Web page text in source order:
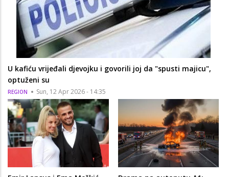
U kafiću vrijeđali djevojku i govorili joj da "spusti majicu",
optuženi su
REGION Sun, 12 Apr 2026 - 14:35